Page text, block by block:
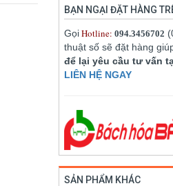
BẠN NGẠI ĐẶT HÀNG
GọiHotline: 094.3456702
thuật số sẽ đặt hàng
để lại yêu cầu tư vấn
LIÊN HỆ NGAY
SẢN PHẨM KHÁC